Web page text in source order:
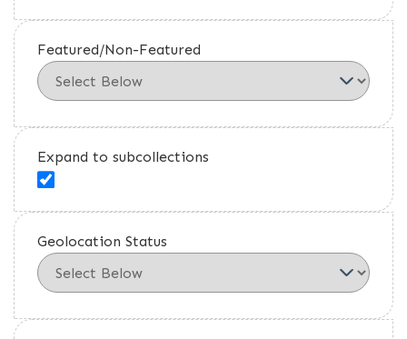
Featured/Non-Featured
Expand to subcollections
Geolocation Status